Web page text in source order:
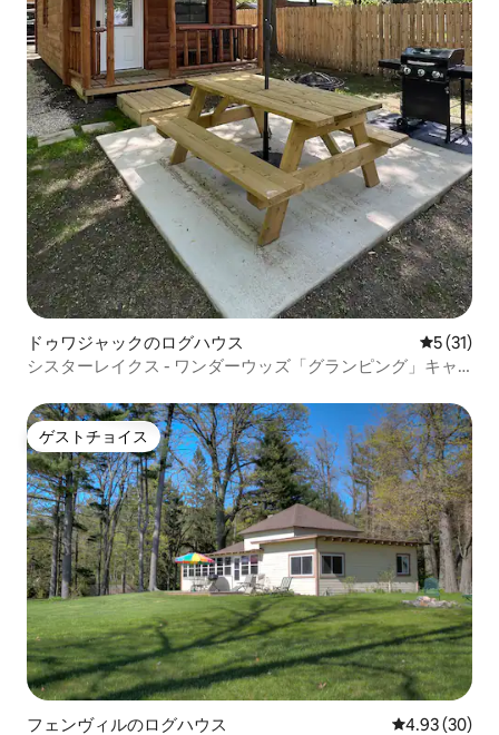
ドゥワジャックのログハウス レビュー
5 (31)
シスターレイクス - ワンダーウッズ「グランピング」キャ
ゲストチョイス
ゲストチョイス
フェンヴィルのログハウス レビュー30
4.93 (30)